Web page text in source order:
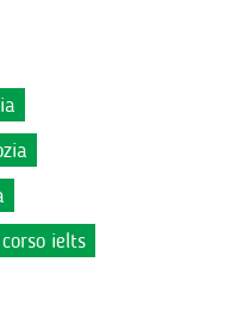
corso ielts